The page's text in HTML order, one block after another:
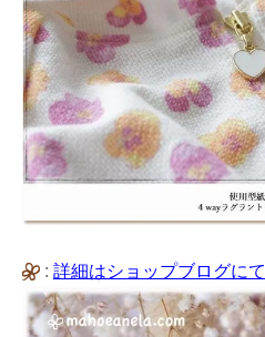
: 詳細はショップブログにて